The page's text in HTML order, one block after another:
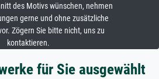
des Motivs wünschen, nehmen
gerne und ohne zusätzliche
Zögern Sie bitte nicht, uns zu
kontaktieren.
für Sie ausgewählt